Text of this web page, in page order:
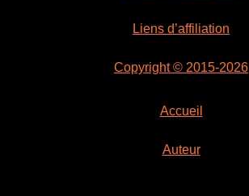
Liens d’affiliation
Copyright © 2015-2026
Accueil
Auteur